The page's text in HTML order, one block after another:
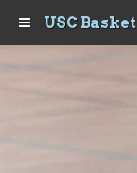
USC Basket